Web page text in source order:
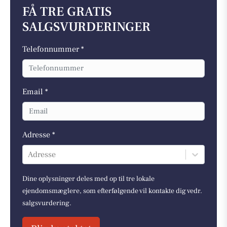
FÅ TRE GRATIS
SALGSVURDERINGER
Telefonnummer *
Email *
Adresse *
Adresse
Dine oplysninger deles med op til tre lokale
ejendomsmæglere, som efterfølgende vil kontakte dig vedr.
salgsvurdering.